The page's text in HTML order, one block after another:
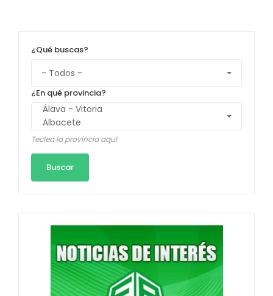
¿Qué buscas?
¿En qué provincia?
Teclea la provincia aquí